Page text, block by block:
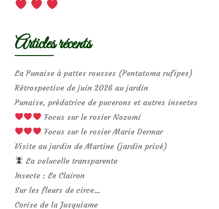
Articles récents
La Punaise à pattes rousses (Pentatoma rufipes)
Rétrospective de juin 2026 au jardin
Punaise, prédatrice de pucerons et autres insectes
Focus sur le rosier Nozomi
Focus sur le rosier Marie Dermar
Visite au jardin de Martine (jardin privé)
La volucelle transparente
Insecte : Le Clairon
Sur les fleurs de circe…
Corise de la Jusquiame